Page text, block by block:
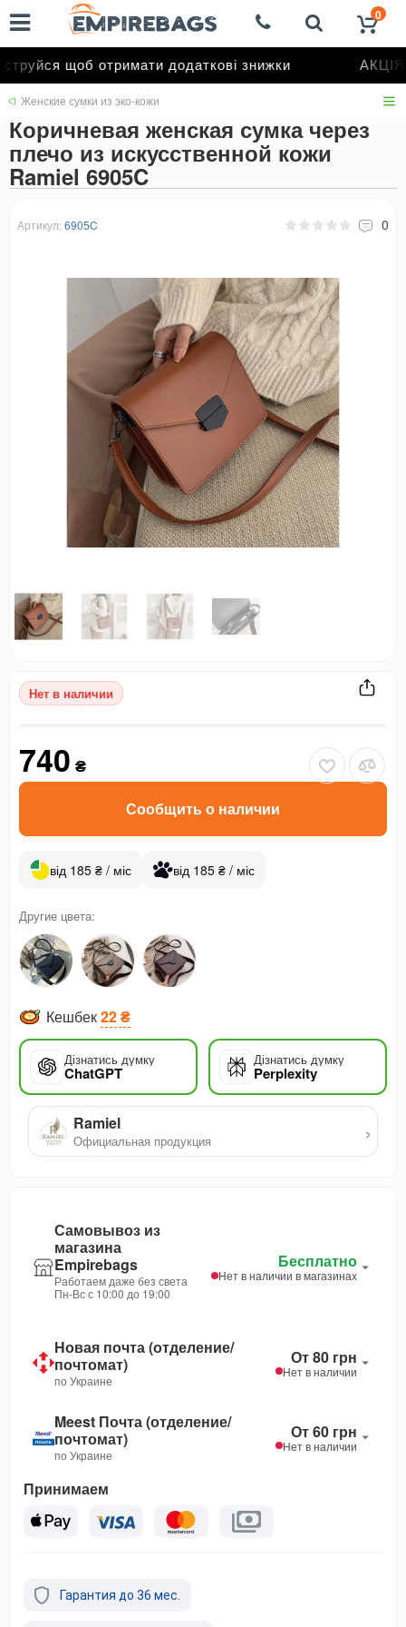
щоб отримати додаткові знижки АКЦІЯ
0
Женские сумки из эко-кожи
Коричневая женская сумка через
плечо из искусственной кожи
Ramiel 6905C
Артикул: 6905C 0
Нет в наличии
740 ₴
Сообщить о наличии
від 185 ₴ / міс від 185 ₴ / міс
Другие цвета:
Кешбек22 ₴
Дізнатись думку
ChatGPT
Дізнатись думку
Perplexity
Ramiel
Официальная продукция ›
Самовывоз из
магазина
Empirebags
Работаем даже без света
Пн-Вс с 10:00 до 19:00
Бесплатно
Нет в наличии в магазинах
Новая почта (отделение/
почтомат)
по Украине
От 80 грн
Нет в наличии
Meest Почта (отделение/
почтомат)
по Украине
От 60 грн
Нет в наличии
Принимаем
Гарантия до 36 мес.